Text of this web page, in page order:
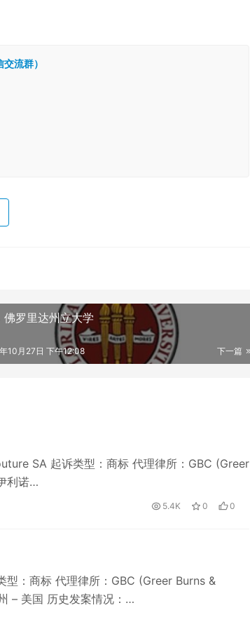
流群）
佛罗里达州立大学
下一篇
10月27日 下午12:08
SA 起诉类型：商标 代理律所：GBC (Greer
利诺…
5.4K 0 0
型：商标 代理律所：GBC (Greer Burns &
– 美国 历史发案情况：…